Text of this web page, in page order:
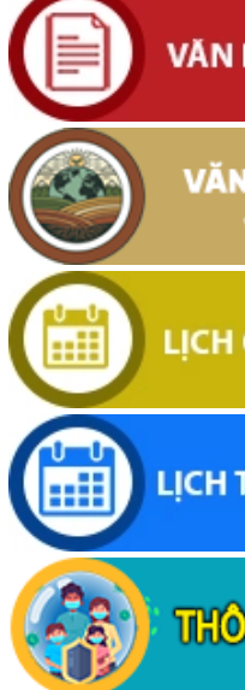
số 59, tờ bản đồ số 89 thuộc
Đắk Lắk do Nguyễn Thị Bích
thường trú tại TDP An Bình 4,
sử dụng
(29/07/2026, 00:00)
Thông báo về việc niêm yết,
quyền sử dụng đất mang tên
Kim Tâm. Thường trú tại:
(29/07/2026, 00:00)
Thông báo về việc cấp giấy
khác gắn liền với đất cho ông
dụng đất tại phường Buôn
(24/07/2026, 00:00)
Thông báo về việc niêm yết
ký, cấp giấy chứng nhận diện
Vương và bà Nguyễn Thị
Hồ, tỉnh Đắk Lắk
(20/07/2026, 00:00)
Thông báo về việc niêm yết,
quyền sử dụng đất lần đầu 02
đất tại Phường Buôn Hồ, tỉnh